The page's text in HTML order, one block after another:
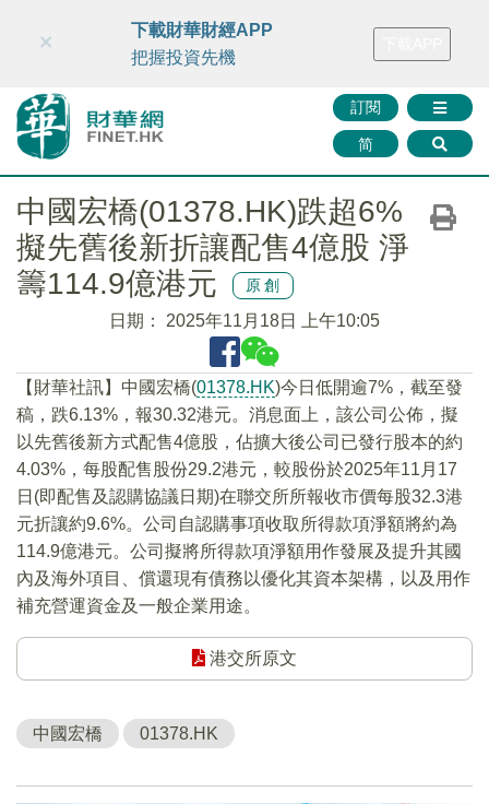
財華智庫網 FINTV FINMETA 財華證券 媒體矩陣
訂閱
简
×
下載財華財經APP
把握投資先機
中國宏橋(01378.HK)跌超6%
擬先舊後新折讓配售4億股 淨
籌114.9億港元
原創
日期： 2025年11月18日 上午10:05
【財華社訊】中國宏橋(01378.HK)今日低開逾7%，截至發
稿，跌6.13%，報30.32港元。消息面上，該公司公佈，擬
以先舊後新方式配售4億股，佔擴大後公司已發行股本的約
4.03%，每股配售股份29.2港元，較股份於2025年11月17
日(即配售及認購協議日期)在聯交所所報收市價每股32.3港
元折讓約9.6%。公司自認購事項收取所得款項淨額將約為
114.9億港元。公司擬將所得款項淨額用作發展及提升其國
內及海外項目、償還現有債務以優化其資本架構，以及用作
補充營運資金及一般企業用途。
港交所原文
中國宏橋 01378.HK